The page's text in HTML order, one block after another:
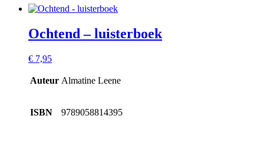
Ochtend – luisterboek
€ 7,95
Auteur Almatine Leene
ISBN 9789058814395